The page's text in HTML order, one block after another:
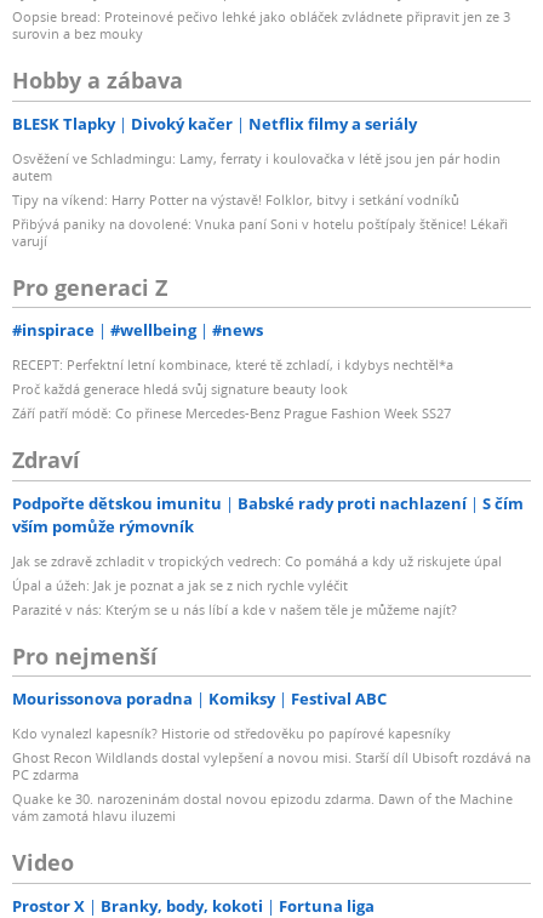
Oopsie bread: Proteinové pečivo lehké jako obláček zvládnete připravit jen ze 3
surovin a bez mouky
Hobby a zábava
BLESK Tlapky Divoký kačer Netflix filmy a seriály
Osvěžení ve Schladmingu: Lamy, ferraty i koulovačka v létě jsou jen pár hodin
autem
Tipy na víkend: Harry Potter na výstavě! Folklor, bitvy i setkání vodníků
Přibývá paniky na dovolené: Vnuka paní Soni v hotelu poštípaly štěnice! Lékaři
varují
Pro generaci Z
#inspirace #wellbeing #news
RECEPT: Perfektní letní kombinace, které tě zchladí, i kdybys nechtěl*a
Proč každá generace hledá svůj signature beauty look
Září patří módě: Co přinese Mercedes-Benz Prague Fashion Week SS27
Zdraví
Podpořte dětskou imunitu Babské rady proti nachlazení
S čím
vším pomůže rýmovník
Jak se zdravě zchladit v tropických vedrech: Co pomáhá a kdy už riskujete úpal
Úpal a úžeh: Jak je poznat a jak se z nich rychle vyléčit
Parazité v nás: Kterým se u nás líbí a kde v našem těle je můžeme najít?
Pro nejmenší
Mourissonova poradna Komiksy Festival ABC
Kdo vynalezl kapesník? Historie od středověku po papírové kapesníky
Ghost Recon Wildlands dostal vylepšení a novou misi. Starší díl Ubisoft rozdává na
PC zdarma
Quake ke 30. narozeninám dostal novou epizodu zdarma. Dawn of the Machine
vám zamotá hlavu iluzemi
Video
Prostor X Branky, body, kokoti Fortuna liga